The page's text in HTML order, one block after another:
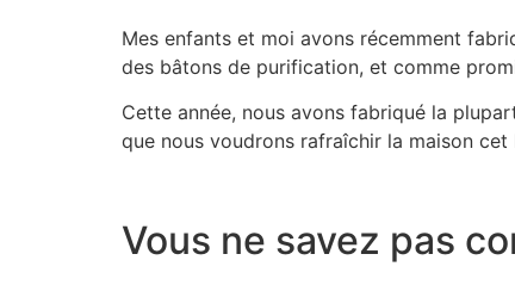
Mes enfants et moi avons récemment
des bâtons de purification, et comme
Cette année, nous avons fabriqué la
que nous voudrons rafraîchir la maison
Vous ne savez pas